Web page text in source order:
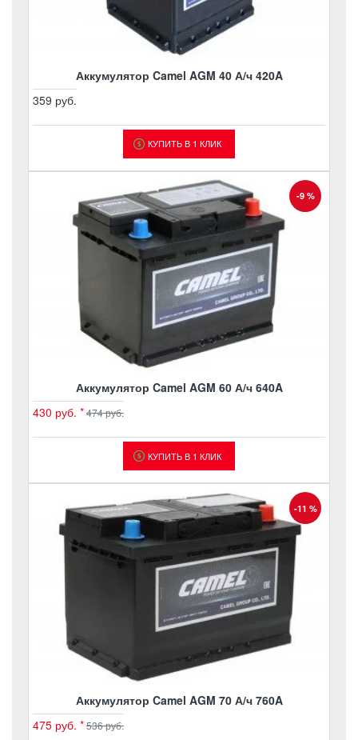
Аккумулятор Camel AGM 40 А/ч 420A
359 руб.
КУПИТЬ В 1 КЛИК
-9 %
Аккумулятор Camel AGM 60 А/ч 640A
430 руб. *474 руб.
КУПИТЬ В 1 КЛИК
-11 %
Аккумулятор Camel AGM 70 А/ч 760A
475 руб. *536 руб.